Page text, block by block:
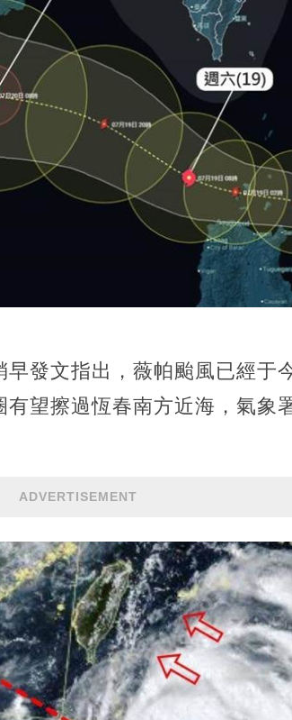
早發文指出，薇帕颱風已經于
望擦過恆春南方近海，氣象
ADVERTISEMENT